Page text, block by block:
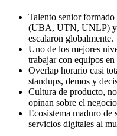
Talento senior
(UBA, UTN, UNLP) y
escalaron globalmente.
Uno de los mejores
trabajar con equipos
Overlap horario casi
standups, demos y
Cultura de producto,
opinan sobre el
Ecosistema maduro de
servicios digitales al